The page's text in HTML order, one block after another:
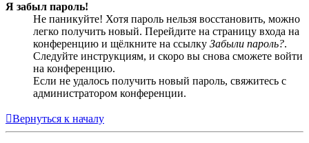
Я забыл пароль!
Не паникуйте! Хотя пароль нельзя восстановить, можно
легко получить новый. Перейдите на страницу входа на
конференцию и щёлкните на ссылку Забыли пароль?.
Следуйте инструкциям, и скоро вы снова сможете войти
на конференцию.
Если не удалось получить новый пароль, свяжитесь с
администратором конференции.
Вернуться к началу